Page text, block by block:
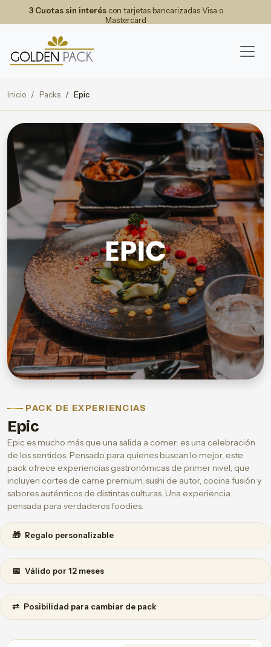
3 Cuotas sin interéscon tarjetas bancarizadas Visa o
Mastercard
Inicio Packs Epic
PACK DE EXPERIENCIAS
Epic
Epic es mucho más que una salida a comer: es una celebración
de los sentidos. Pensado para quienes buscan lo mejor, este
pack ofrece experiencias gastronómicas de primer nivel, que
incluyen cortes de carne premium, sushi de autor, cocina fusión y
sabores auténticos de distintas culturas. Una experiencia
pensada para verdaderos foodies.
🎁 Regalo personalizable
📅 Válido por 12 meses
⇄ Posibilidad para cambiar de pack